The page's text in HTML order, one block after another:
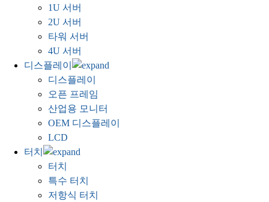
1U 서버
2U 서버
타워 서버
4U 서버
디스플레이
디스플레이
오픈 프레임
산업용 모니터
OEM 디스플레이
LCD
터치
터치
특수 터치
저항식 터치